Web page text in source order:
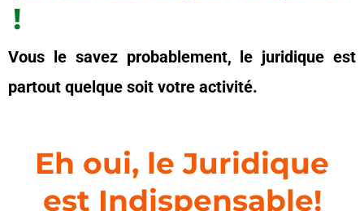
!
Vous le savez probablement, le juridique est
partout quelque soit votre activité.
Eh oui, le Juridique
est Indispensable!